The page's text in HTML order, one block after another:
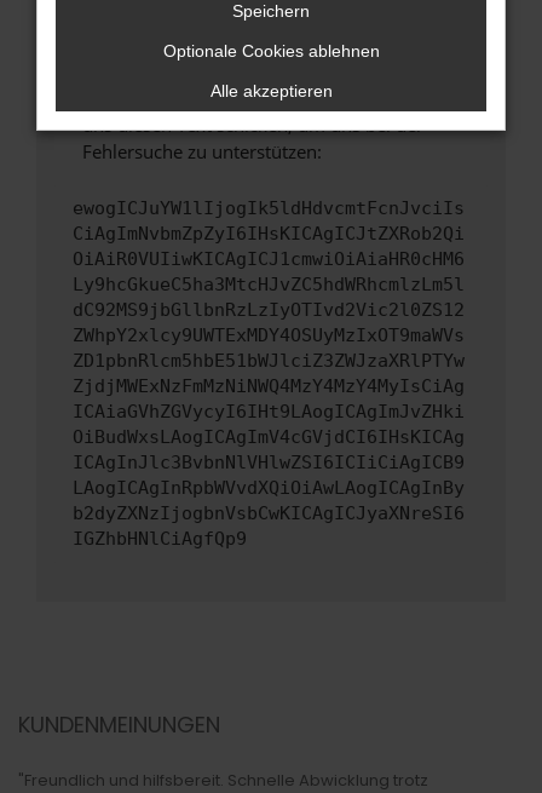
Wende dich an den Webseitenbetreiber.
Wenn du alle oben genannten Schritte versucht
versuchen, das Problem zu beheben. Du kannst
uns diesen Text schicken, um uns bei der
Fehlersuche zu unterstützen:
ewogICJuYW1lIjogIk5ldHdvcmtFcnJvciIs
CiAgImNvbmZpZyI6IHsKICAgICJtZXRob2Qi
OiAiR0VUIiwKICAgICJ1cmwiOiAiaHR0cHM6
Ly9hcGkueC5ha3MtcHJvZC5hdWRhcmlzLm5l
dC92MS9jbGllbnRzLzIyOTIvd2Vic2l0ZS12
ZWhpY2xlcy9UWTExMDY4OSUyMzIxOT9maWVs
ZD1pbnRlcm5hbE51bWJlciZ3ZWJzaXRlPTYw
ZjdjMWExNzFmMzNiNWQ4MzY4MzY4MyIsCiAg
ICAiaGVhZGVycyI6IHt9LAogICAgImJvZHki
OiBudWxsLAogICAgImV4cGVjdCI6IHsKICAg
ICAgInJlc3BvbnNlVHlwZSI6ICIiCiAgICB9
LAogICAgInRpbWVvdXQiOiAwLAogICAgInBy
b2dyZXNzIjogbnVsbCwKICAgICJyaXNreSI6
IGZhbHNlCiAgfQp9
KUNDENMEINUNGEN
"Freundlich und hilfsbereit. Schnelle Abwicklung trotz
Speichern
Optionale Cookies ablehnen
Alle akzeptieren